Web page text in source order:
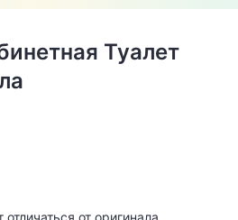
Туалет
от оригинала